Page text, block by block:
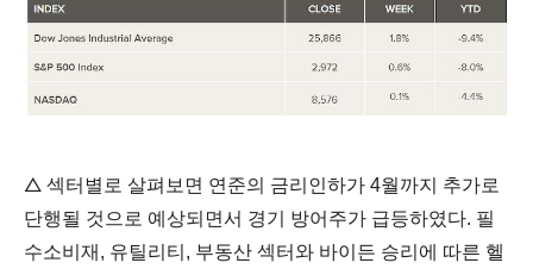
△ 섹터별로 살펴보면 연준의 금리인하가 4월까지 추가로
단행될 것으로 예상되면서 경기 방어주가 급등하였다. 필
수소비재, 유틸리티, 부동산 섹터와 바이든 승리에 따른 헬